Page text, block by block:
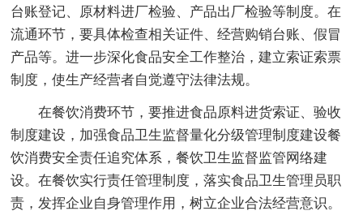
台账登记、原材料进厂检验、产品出厂检验等制度。在
流通环节，要具体检查相关证件、经营购销台账、假冒
产品等。进一步深化食品安全工作整治，建立索证索票
制度，使生产经营者自觉遵守法律法规。
在餐饮消费环节，要推进食品原料进货索证、验收
制度建设，加强食品卫生监督量化分级管理制度建设餐
饮消费安全责任追究体系，餐饮卫生监督监管网络建
设。在餐饮实行责任管理制度，落实食品卫生管理员职
责，发挥企业自身管理作用，树立企业合法经营意识。